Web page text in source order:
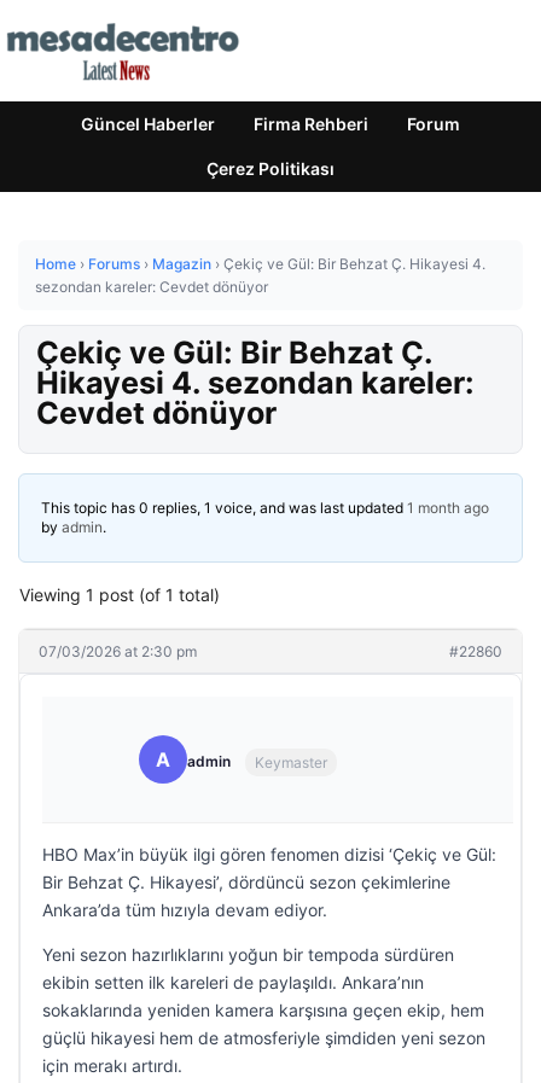
Güncel Haberler Firma Rehberi Forum
Çerez Politikası
Home › Forums › Magazin › Çekiç ve Gül: Bir Behzat Ç. Hikayesi 4.
sezondan kareler: Cevdet dönüyor
Çekiç ve Gül: Bir Behzat Ç.
Hikayesi 4. sezondan kareler:
Cevdet dönüyor
This topic has 0 replies, 1 voice, and was last updated 1 month ago
by admin.
Viewing 1 post (of 1 total)
07/03/2026 at 2:30 pm #22860
A admin Keymaster
HBO Max’in büyük ilgi gören fenomen dizisi ‘Çekiç ve Gül:
Bir Behzat Ç. Hikayesi’, dördüncü sezon çekimlerine
Ankara’da tüm hızıyla devam ediyor.
Yeni sezon hazırlıklarını yoğun bir tempoda sürdüren
ekibin setten ilk kareleri de paylaşıldı. Ankara’nın
sokaklarında yeniden kamera karşısına geçen ekip, hem
güçlü hikayesi hem de atmosferiyle şimdiden yeni sezon
için merakı artırdı.